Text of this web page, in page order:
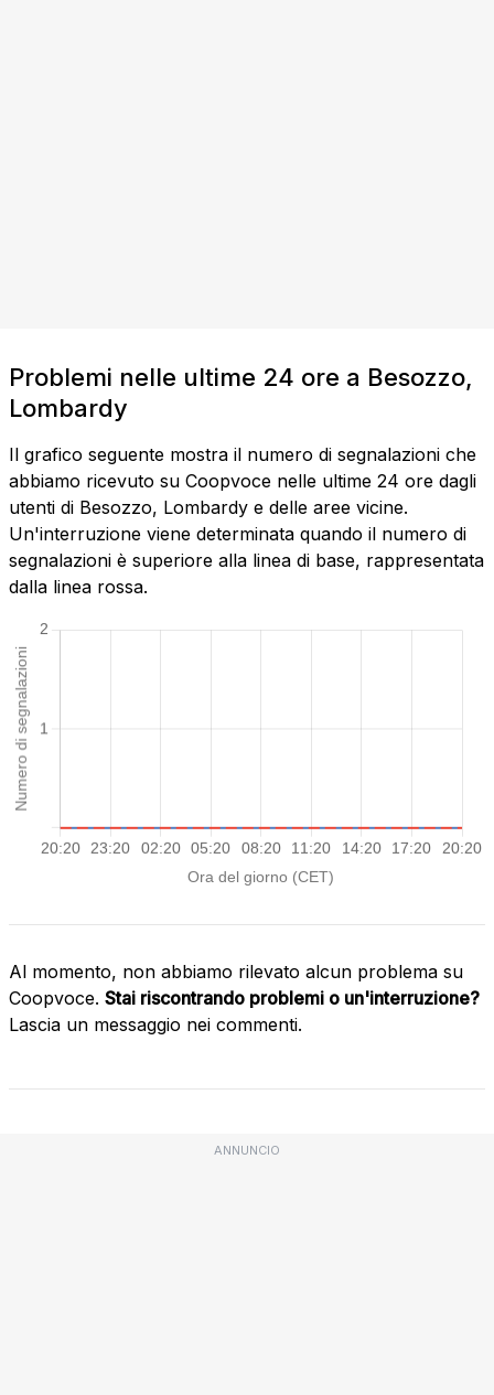
Problemi nelle ultime 24 ore a Besozzo,
Lombardy
Il grafico seguente mostra il numero di segnalazioni che
abbiamo ricevuto su Coopvoce nelle ultime 24 ore dagli
utenti di Besozzo, Lombardy e delle aree vicine.
Un'interruzione viene determinata quando il numero di
segnalazioni è superiore alla linea di base, rappresentata
dalla linea rossa.
Al momento, non abbiamo rilevato alcun problema su
Coopvoce. Stai riscontrando problemi o un'interruzione?
Lascia un messaggio nei commenti.
ANNUNCIO